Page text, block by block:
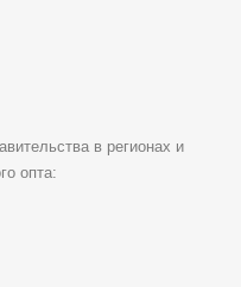
в регионах и
опта: